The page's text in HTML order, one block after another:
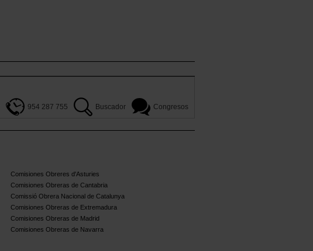
954 287 755 Buscador Congresos
Comisiones Obreres d'Asturies
Comisiones Obreras de Cantabria
Comissió Obrera Nacional de Catalunya
Comisiones Obreras de Extremadura
Comisiones Obreras de Madrid
Comisiones Obreras de Navarra